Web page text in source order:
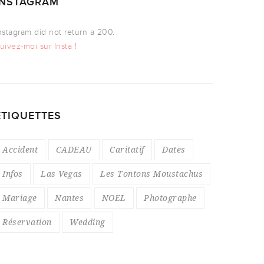
did not return a 200.
moi sur Insta !
Accident CADEAU Caritatif Dates
Infos Las Vegas Les Tontons Moustachus
Mariage Nantes NOEL Photographe
Réservation Wedding